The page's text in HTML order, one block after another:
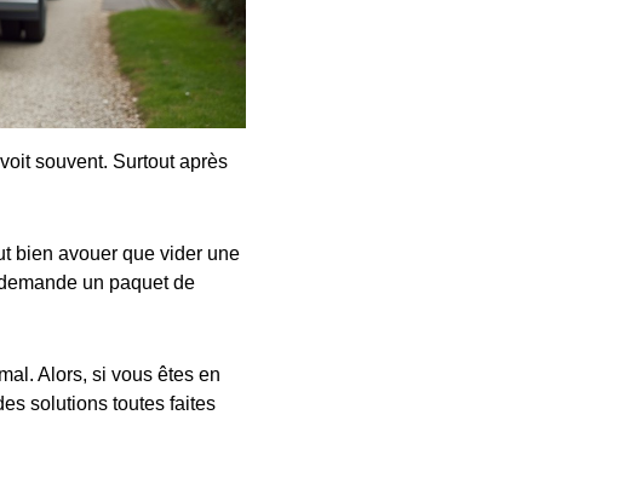
souvent. Surtout après
bien avouer que vider une
un paquet de
Alors, si vous êtes en
solutions toutes faites